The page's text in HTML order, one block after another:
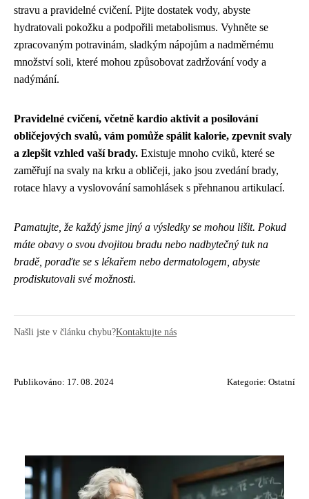
stravu a pravidelné cvičení. Pijte dostatek vody, abyste
hydratovali pokožku a podpořili metabolismus. Vyhněte se
zpracovaným potravinám, sladkým nápojům a nadměrnému
množství soli, které mohou způsobovat zadržování vody a
nadýmání.
Pravidelné cvičení, včetně kardio aktivit a posilování
obličejových svalů, vám pomůže spálit kalorie, zpevnit svaly
a zlepšit vzhled vaší brady. Existuje mnoho cviků, které se
zaměřují na svaly na krku a obličeji, jako jsou zvedání brady,
rotace hlavy a vyslovování samohlásek s přehnanou artikulací.
Pamatujte, že každý jsme jiný a výsledky se mohou lišit. Pokud
máte obavy o svou dvojitou bradu nebo nadbytečný tuk na
bradě, poraďte se s lékařem nebo dermatologem, abyste
prodiskutovali své možnosti.
Našli jste v článku chybu?Kontaktujte nás
Publikováno: 17. 08. 2024 Kategorie: Ostatní